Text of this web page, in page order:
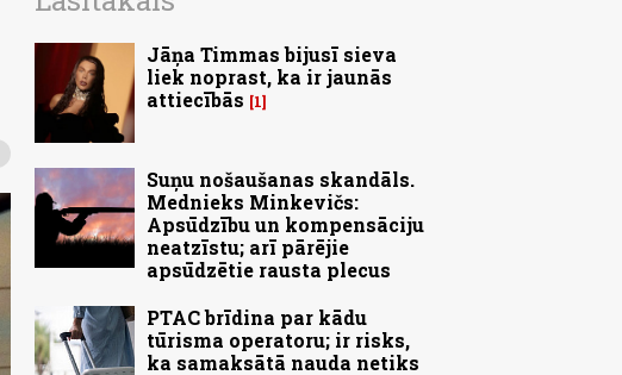
Jāņa Timmas bijusī sieva
liek noprast, ka ir jaunās
attiecībās
1
Suņu nošaušanas skandāls.
Mednieks Minkevičs:
Apsūdzību un kompensāciju
neatzīstu; arī pārējie
apsūdzētie rausta plecus
PTAC brīdina par kādu
tūrisma operatoru; ir risks,
ka samaksātā nauda netiks